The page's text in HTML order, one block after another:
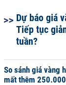
Dự báo giá
Tiếp tục
tuần?
So sánh giá vàng
mất thêm